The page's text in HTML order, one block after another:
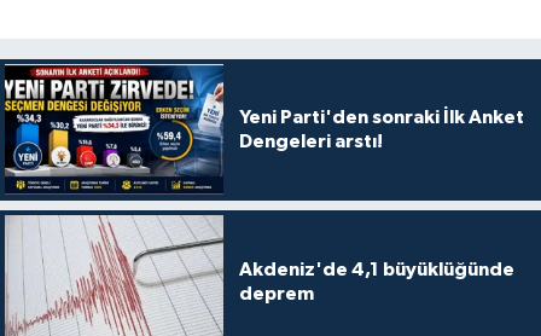
Yeni Parti'den sonraki İlk Anket
Dengeleri arstı!
Akdeniz'de 4,1 büyüklüğünde
deprem